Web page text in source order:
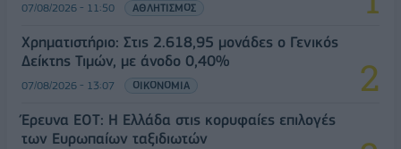
07/08/2026 - 11:50 ΑΘΛΗΤΙΣΜΟΣ
Χρηματιστήριο: Στις 2.618,95 μονάδες ο Γενικός
Δείκτης Τιμών, με άνοδο 0,40%
07/08/2026 - 13:07 ΟΙΚΟΝΟΜΙΑ
Έρευνα ΕΟΤ: Η Ελλάδα στις κορυφαίες επιλογές
των Ευρωπαίων ταξιδιωτών